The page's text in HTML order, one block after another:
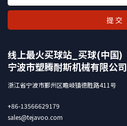
提 交
线上最火买球站_买球(中国)
宁波市塑腾耐斯机械有限公司
浙江省宁波市鄞州区瞻岐镇德胜路411号
+86-13566629179
sales@tejavoo.com